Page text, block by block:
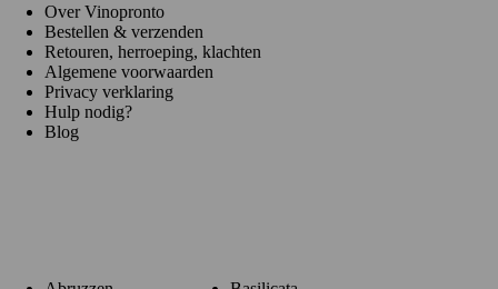
Over Vinopronto
Bestellen & verzenden
Retouren, herroeping, klachten
Algemene voorwaarden
Privacy verklaring
Hulp nodig?
Blog